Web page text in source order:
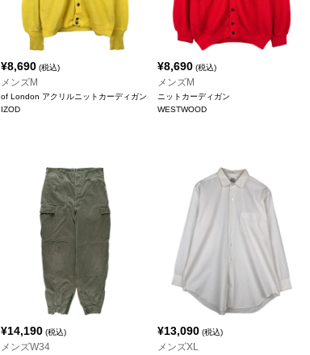
¥8,690 (税込)
メンズM
of London アクリルニットカーディガン
IZOD
¥8,690 (税込)
メンズM
ニットカーディガン
WESTWOOD
¥14,190 (税込)
メンズW34
¥13,090 (税込)
メンズXL